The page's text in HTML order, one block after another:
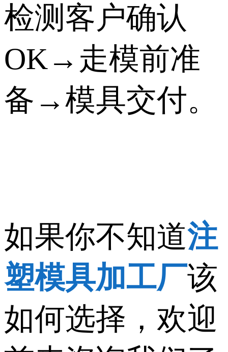
检测客户确认
OK→走模前准
备→模具交付。
如果你不知道注
塑模具加工厂该
如何选择，欢迎